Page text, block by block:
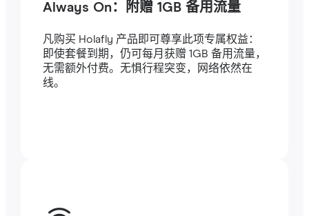
Always On：附赠 1GB 备用流量
凡购买 Holafly 产品即可尊享此项专属权益：
即使套餐到期，仍可每月获赠 1GB 备用流量，
无需额外付费。无惧行程突变，网络依然在
线。